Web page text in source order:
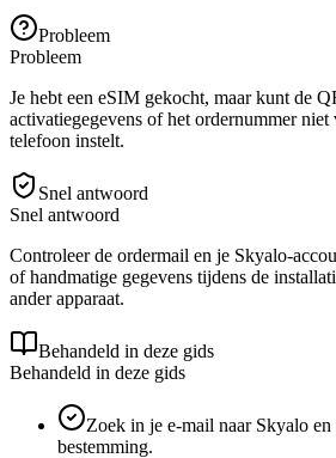
Probleem
Probleem
Je hebt een eSIM gekocht, maar kunt de
activatiegegevens of het ordernummer
telefoon instelt.
Snel antwoord
Snel antwoord
Controleer de ordermail en je Skyalo-
of handmatige gegevens tijdens de
ander apparaat.
Behandeld in deze gids
Behandeld in deze gids
Zoek in je e-mail naar Skyalo en
bestemming.